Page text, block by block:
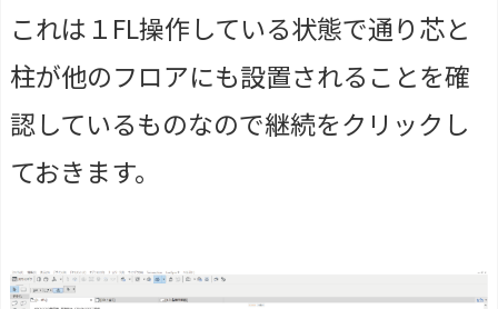
これは１FL操作している状態で通り芯と
柱が他のフロアにも設置されることを確
認しているものなので継続をクリックし
ておきます。